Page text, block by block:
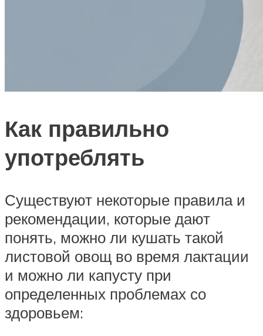
Как правильно
употреблять
Существуют некоторые правила и
рекомендации, которые дают
понять, можно ли кушать такой
листовой овощ во время лактации
и можно ли капусту при
определенных проблемах со
здоровьем: